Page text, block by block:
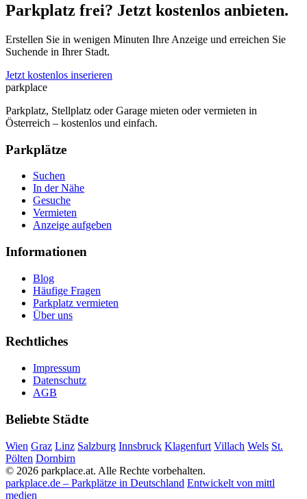
Parkplatz frei? Jetzt kostenlos anbieten.
Erstellen Sie in wenigen Minuten Ihre Anzeige und erreichen Sie
Suchende in Ihrer Stadt.
Jetzt kostenlos inserieren
parkplace
Parkplatz, Stellplatz oder Garage mieten oder vermieten in
Österreich – kostenlos und einfach.
Parkplätze
Suchen
In der Nähe
Gesuche
Vermieten
Anzeige aufgeben
Informationen
Blog
Häufige Fragen
Parkplatz vermieten
Über uns
Rechtliches
Impressum
Datenschutz
AGB
Beliebte Städte
Wien Graz Linz Salzburg Innsbruck Klagenfurt Villach Wels St.
Pölten Dornbirn
© 2026 parkplace.at. Alle Rechte vorbehalten.
parkplace.de – Parkplätze in Deutschland Entwickelt von mittl
medien